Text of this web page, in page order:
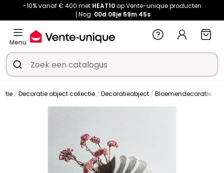
-10% vanaf € 400 met HEAT10op Vente-unique producten
Nog: 00d 08je 59m 44s
Menu
Decoratie object collectie Decoratieobject Bloemendecoratie